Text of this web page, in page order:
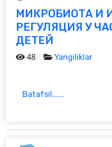
МИКРОБИОТА И
РЕГУЛЯЦИЯ У
ДЕТЕЙ
48 Yangiliklar
Batafsil......